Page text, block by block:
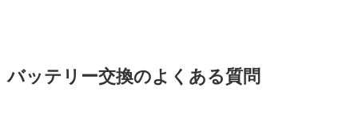
バッテリー交換のよくある質問